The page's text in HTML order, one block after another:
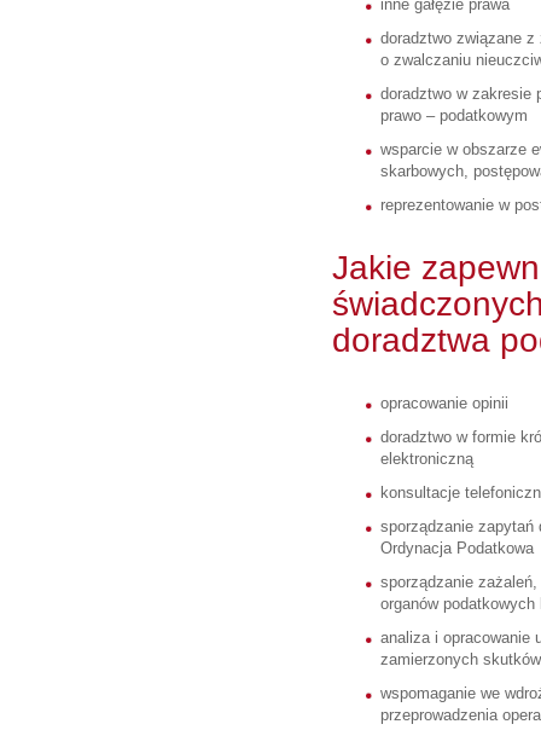
inne gałęzie prawa
doradztwo związane
o zwalczaniu
doradztwo w zakresie
prawo – podatkowym
wsparcie w obszarze
skarbowych,
reprezentowanie w
Jakie
doradztwa
opracowanie opinii
doradztwo w formie
elektroniczną
konsultacje
sporządzanie zapytań
Ordynacja Podatkowa
sporządzanie
organów
analiza i opracowanie
zamierzonych
wspomaganie we
przeprowadzenia